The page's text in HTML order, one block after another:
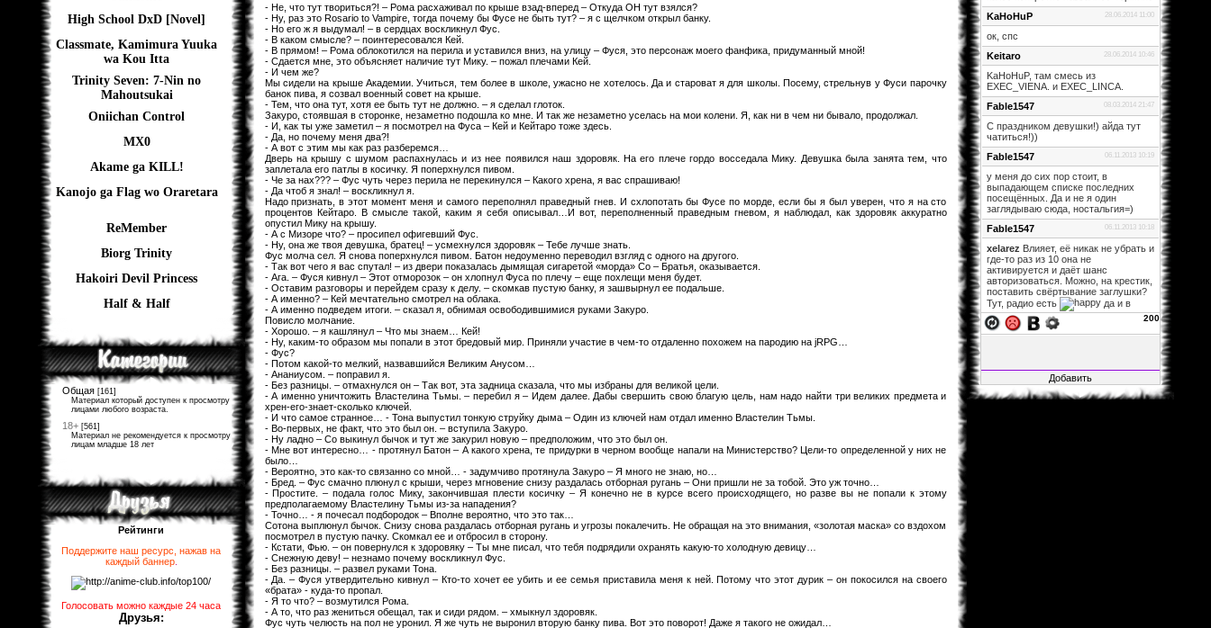
High School DxD [Novel]
Classmate, Kamimura Yuuka
wa Kou Itta
Trinity Seven: 7-Nin no
Mahoutsukai
Oniichan Control
MX0
Akame ga KILL!
Kanojo ga Flag wo Oraretara
ReMember
Biorg Trinity
Hakoiri Devil Princess
Half & Half
Общая [161]
Материал который доступен к просмотру
лицами любого возраста.
18+ [561]
Материал не рекомендуется к просмотру
лицам младше 18 лет
Рейтинги
Поддержите наш ресурс, нажав на
каждый баннер.
Голосовать можно каждые 24 часа
Друзья:
28.06.2014 11:00
KaHoHuP
ок, спс
28.06.2014 10:46
Keitaro
KaHoHuP, там смесь из
EXEC_VIENA. и EXEC_LINCA.
08.03.2014 21:47
Fable1547
С праздником девушки!) айда тут
чатиться!))
06.11.2013 10:19
Fable1547
у меня до сих пор стоит, в
выпадающем списке последних
посещённых. Да и не я один
заглядываю сюда, ностальгия=)
06.11.2013 10:18
Fable1547
xelarez Влияет, её никак не убрать и
где-то раз из 10 она не
активируется и даёт шанс
авторизоваться. Можно, на крестик,
поставить свёртывание заглушки?
Тут, радио есть
да и в
фф...
06.11.2013 02:22
xelarez
можно за авторизацию не
переживать. а остальное закрыто,
ибо много там битого, да и вся
200
- Не, что тут твориться?! – Рома расхаживал по крыше взад-вперед – Откуда ОН тут взялся?
- Ну, раз это Rosario to Vampire, тогда почему бы Фусе не быть тут? – я с щелчком открыл банку.
- Но его ж я выдумал! – в сердцах воскликнул Фус.
- В каком смысле? – поинтересовался Кей.
- В прямом! – Рома облокотился на перила и уставился вниз, на улицу – Фуся, это персонаж моего фанфика, придуманный мной!
- Сдается мне, это объясняет наличие тут Мику. – пожал плечами Кей.
- И чем же?
Мы сидели на крыше Академии. Учиться, тем более в школе, ужасно не хотелось. Да и староват я для школы. Посему, стрельнув у Фуси парочку
банок пива, я созвал военный совет на крыше.
- Тем, что она тут, хотя ее быть тут не должно. – я сделал глоток.
Закуро, стоявшая в сторонке, незаметно подошла ко мне. И так же незаметно уселась на мои колени. Я, как ни в чем ни бывало, продолжал.
- И, как ты уже заметил – я посмотрел на Фуса – Кей и Кейтаро тоже здесь.
- Да, но почему меня два?!
- А вот с этим мы как раз разберемся…
Дверь на крышу с шумом распахнулась и из нее появился наш здоровяк. На его плече гордо восседала Мику. Девушка была занята тем, что
заплетала его патлы в косичку. Я поперхнулся пивом.
- Че за нах??? – Фус чуть через перила не перекинулся – Какого хрена, я вас спрашиваю!
- Да чтоб я знал! – воскликнул я.
Надо признать, в этот момент меня и самого переполнял праведный гнев. И схлопотать бы Фусе по морде, если бы я был уверен, что я на сто
процентов Кейтаро. В смысле такой, каким я себя описывал…И вот, переполненный праведным гневом, я наблюдал, как здоровяк аккуратно
опустил Мику на крышу.
- А с Мизоре что? – просипел офигевший Фус.
- Ну, она же твоя девушка, братец! – усмехнулся здоровяк – Тебе лучше знать.
Фус молча сел. Я снова поперхнулся пивом. Батон недоуменно переводил взгляд с одного на другого.
- Так вот чего я вас спутал! – из двери показалась дымящая сигаретой «морда» Со – Братья, оказывается.
- Ага. – Фуся кивнул – Этот отморозок – он хлопнул Фуса по плечу – еще похлещи меня будет.
- Оставим разговоры и перейдем сразу к делу. – скомкав пустую банку, я зашвырнул ее подальше.
- А именно? – Кей мечтательно смотрел на облака.
- А именно подведем итоги. – сказал я, обнимая освободившимися руками Закуро.
Повисло молчание.
- Хорошо. – я кашлянул – Что мы знаем… Кей!
- Ну, каким-то образом мы попали в этот бредовый мир. Приняли участие в чем-то отдаленно похожем на пародию на jRPG…
- Фус?
- Потом какой-то мелкий, назвавшийся Великим Анусом…
- Ананиусом. – поправил я.
- Без разницы. – отмахнулся он – Так вот, эта задница сказала, что мы избраны для великой цели.
- А именно уничтожить Властелина Тьмы. – перебил я – Идем далее. Дабы свершить свою благую цель, нам надо найти три великих предмета и
хрен-его-знает-сколько ключей.
- И что самое странное… - Тона выпустил тонкую струйку дыма – Один из ключей нам отдал именно Властелин Тьмы.
- Во-первых, не факт, что это был он. – вступила Закуро.
- Ну ладно – Со выкинул бычок и тут же закурил новую – предположим, что это был он.
- Мне вот интересно… - протянул Батон – А какого хрена, те придурки в черном вообще напали на Министерство? Цели-то определенной у них не
было…
- Вероятно, это как-то связанно со мной… - задумчиво протянула Закуро – Я много не знаю, но…
- Бред. – Фус смачно плюнул с крыши, через мгновение снизу раздалась отборная ругань – Они пришли не за тобой. Это уж точно…
- Простите. – подала голос Мику, закончившая плести косичку – Я конечно не в курсе всего происходящего, но разве вы не попали к этому
предполагаемому Властелину Тьмы из-за нападения?
- Точно… - я почесал подбородок – Вполне вероятно, что это так…
Сотона выплюнул бычок. Снизу снова раздалась отборная ругань и угрозы покалечить. Не обращая на это внимания, «золотая маска» со вздохом
посмотрел в пустую пачку. Скомкал ее и отбросил в сторону.
- Кстати, Фью. – он повернулся к здоровяку – Ты мне писал, что тебя подрядили охранять какую-то холодную девицу…
- Снежную деву! – незнамо почему воскликнул Фус.
- Без разницы. – развел руками Тона.
- Да. – Фуся утвердительно кивнул – Кто-то хочет ее убить и ее семья приставила меня к ней. Потому что этот дурик – он покосился на своего
«брата» - куда-то пропал.
- Я то что? – возмутился Рома.
- А то, что раз жениться обещал, так и сиди рядом. – хмыкнул здоровяк.
Фус чуть челюсть на пол не уронил. Я же чуть не выронил вторую банку пива. Вот это поворот! Даже я такого не ожидал…